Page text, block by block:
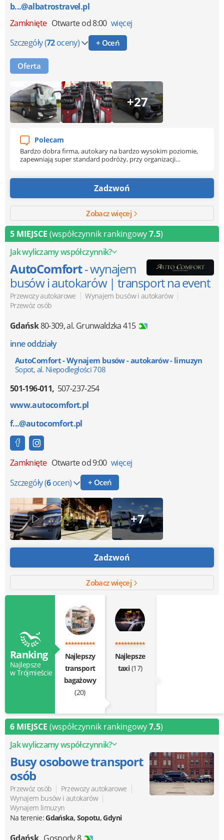
b...@albatrostravel.pl
Zamknięte Otwarte od 8:00 więcej
Szczegóły(72oceny) + Oceń
Oferta
+27
Polecam
Bardzo dobra firma, autokary na bardzo wysokim poziomie,
zapewniają super standard podróży, przy organizacji
Zadzwoń
Zobacz więcej
5 MIEJSCE (współczynnik rankingowy7.5)
Jak wyliczamy współczynnik?
AutoComfort- wynajem
busów i autokarów | transport na event
Przewozy autokarowe | Wynajem busów i autokarów |
Przewóz osób
Gdańsk80-309,al. Grunwaldzka 415
inne oddziały
AutoComfort - Wynajem busów - autokarów - limuzyn
Sopot, al. Niepodległości 708
501-196-011 507-237-254
www.autocomfort.pl
f...@autocomfort.pl
Zamknięte Otwarte od 9:00 więcej
Szczegóły(6ocen) + Oceń
+7
Zadzwoń
Zobacz więcej
Ranking
Najlepsze
w Trójmieście
Najlepszy
transport
bagażowy
(20)
Najlepsze
taxi(17)
6 MIEJSCE (współczynnik rankingowy7.5)
Jak wyliczamy współczynnik?
Busy osobowe transport
osób
Przewóz osób | Przewozy autokarowe |
Wynajem busów i autokarów |
Wynajem limuzyn
Na terenie:Gdańska, Sopotu, Gdyni
Gdańsk Gospody 8